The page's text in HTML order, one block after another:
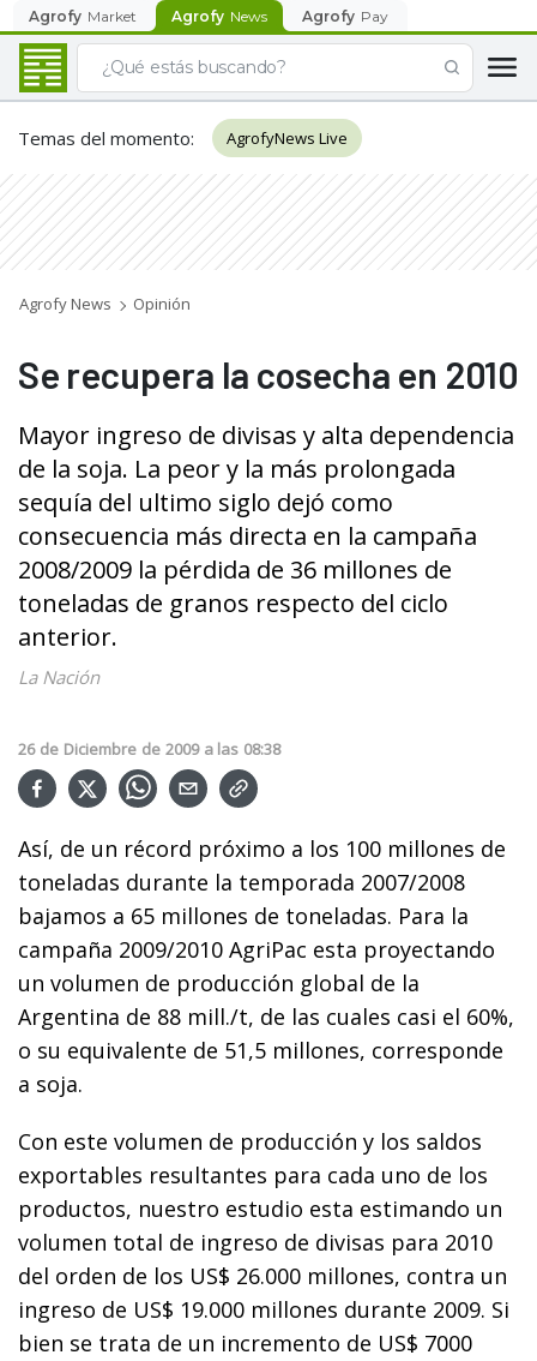
Agrofy Market Agrofy News Agrofy Pay
Temas del momento: AgrofyNews Live
Agrofy News Opinión
Se recupera la cosecha en 2010
Mayor ingreso de divisas y alta dependencia
de la soja. La peor y la más prolongada
sequía del ultimo siglo dejó como
consecuencia más directa en la campaña
2008/2009 la pérdida de 36 millones de
toneladas de granos respecto del ciclo
anterior.
La Nación
26 de Diciembre de 2009 a las 08:38
Así, de un récord próximo a los 100 millones de
toneladas durante la temporada 2007/2008
bajamos a 65 millones de toneladas. Para la
campaña 2009/2010 AgriPac esta proyectando
un volumen de producción global de la
Argentina de 88 mill./t, de las cuales casi el 60%,
o su equivalente de 51,5 millones, corresponde
a soja.
Con este volumen de producción y los saldos
exportables resultantes para cada uno de los
productos, nuestro estudio esta estimando un
volumen total de ingreso de divisas para 2010
del orden de los US$ 26.000 millones, contra un
ingreso de US$ 19.000 millones durante 2009. Si
bien se trata de un incremento de US$ 7000